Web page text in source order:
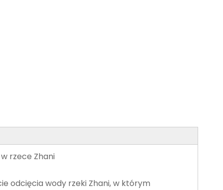
rzece Zhani
odcięcia wody rzeki Zhani, w którym